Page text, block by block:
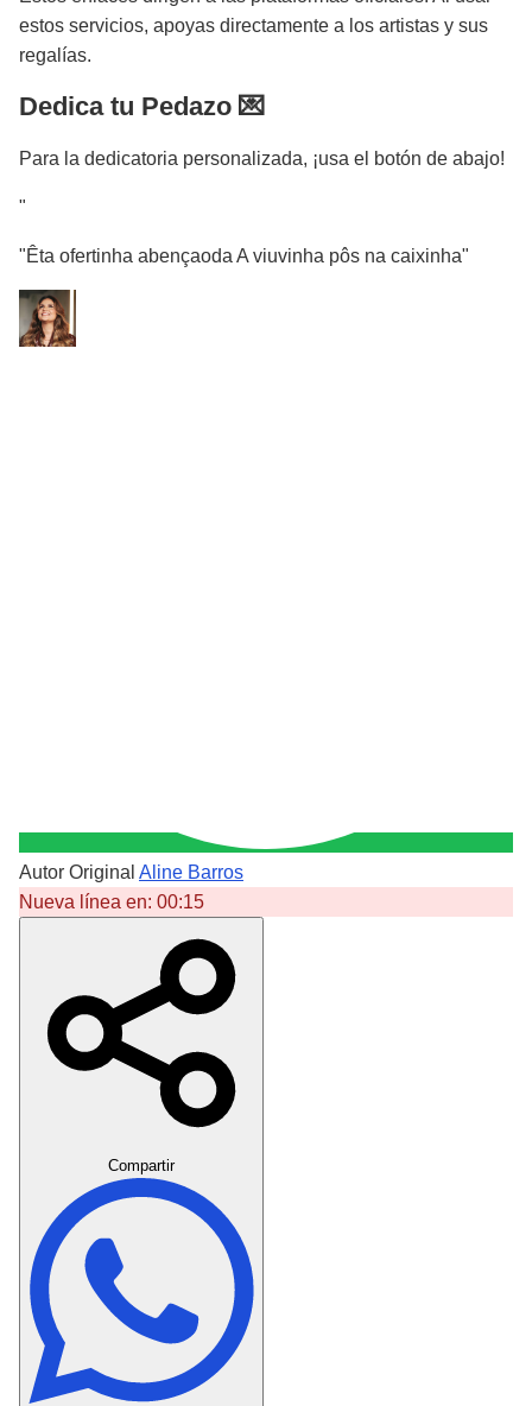
estos servicios, apoyas directamente a los artistas y sus
regalías.
Dedica tu Pedazo 💌
Para la dedicatoria personalizada, ¡usa el botón de abajo!
"
"Êta ofertinha abençaoda A viuvinha pôs na caixinha"
Autor Original Aline Barros
Nueva línea en: 00:15
Compartir